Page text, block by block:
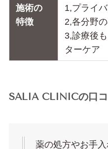
施術の
特徴
1,プライ
2,各分野
3,診療後
ターケア
SALIA CLINICの口コ
薬の処方やお手